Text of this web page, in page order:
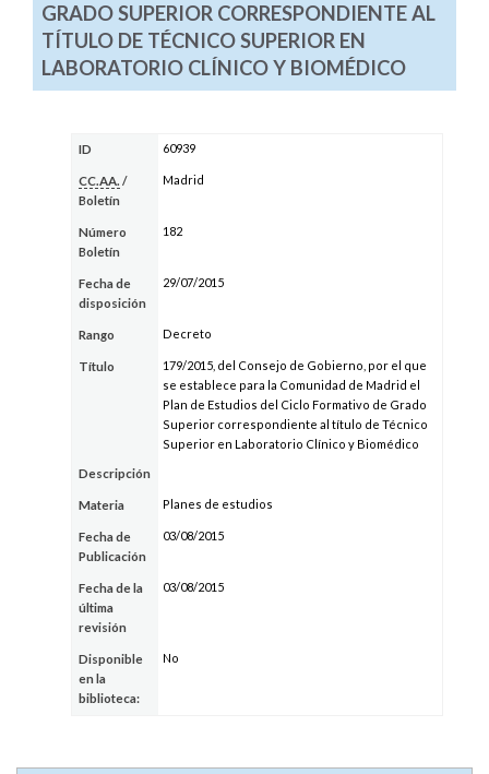
GRADO SUPERIOR CORRESPONDIENTE AL
TÍTULO DE TÉCNICO SUPERIOR EN
LABORATORIO CLÍNICO Y BIOMÉDICO
ID 60939
CC.AA. /
Boletín
Madrid
Número
Boletín
182
Fecha de
disposición
29/07/2015
Rango Decreto
Título
179/2015, del Consejo de Gobierno, por el que
se establece para la Comunidad de Madrid el
Plan de Estudios del Ciclo Formativo de Grado
Superior correspondiente al título de Técnico
Superior en Laboratorio Clínico y Biomédico
Descripción
Materia Planes de estudios
Fecha de
Publicación
03/08/2015
Fecha de la
última
revisión
03/08/2015
Disponible
en la
biblioteca:
No